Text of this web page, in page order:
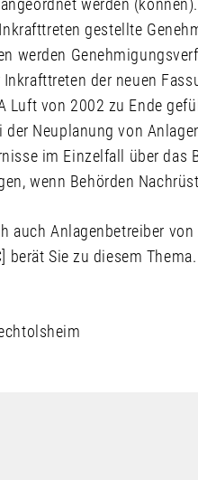
werden
gestellte
werden
der neuen
Luft von 2002 zu Ende
Neuplanung von
im Einzelfall über das
wenn Behörden
auch Anlagenbetreiber
berät Sie zu diesem Thema.